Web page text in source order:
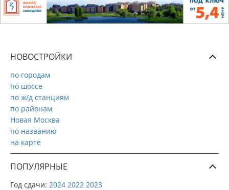
НОВОСТРОЙКИ
по городам
по шоссе
по ж/д станциям
по районам
Новая Москва
по названию
на карте
ПОПУЛЯРНЫЕ
Год сдачи: 2024 2022 2023